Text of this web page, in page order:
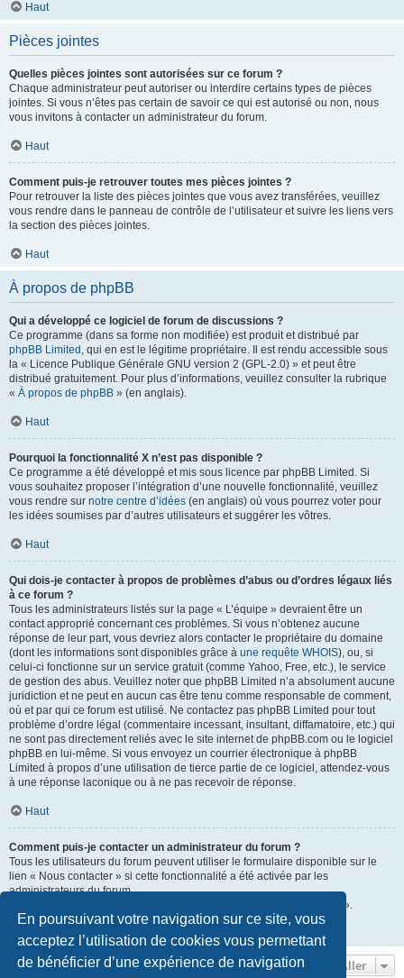
En poursuivant votre navigation sur ce site, vous
acceptez l’utilisation de cookies vous permettant
de bénéficier d’une expérience de navigation
Haut
Pièces jointes
Quelles pièces jointes sont autorisées sur ce forum ?
Chaque administrateur peut autoriser ou interdire certains types de pièces
jointes. Si vous n’êtes pas certain de savoir ce qui est autorisé ou non, nous
vous invitons à contacter un administrateur du forum.
Haut
Comment puis-je retrouver toutes mes pièces jointes ?
Pour retrouver la liste des pièces jointes que vous avez transférées, veuillez
vous rendre dans le panneau de contrôle de l’utilisateur et suivre les liens vers
la section des pièces jointes.
Haut
À propos de phpBB
Qui a développé ce logiciel de forum de discussions ?
Ce programme (dans sa forme non modifiée) est produit et distribué par
phpBB Limited , qui en est le légitime propriétaire. Il est rendu accessible sous
la « Licence Publique Générale GNU version 2 (GPL-2.0) » et peut être
distribué gratuitement. Pour plus d’informations, veuillez consulter la rubrique
« À propos de phpBB » (en anglais).
Haut
Pourquoi la fonctionnalité X n’est pas disponible ?
Ce programme a été développé et mis sous licence par phpBB Limited. Si
vous souhaitez proposer l’intégration d’une nouvelle fonctionnalité, veuillez
vous rendre sur notre centre d’idées (en anglais) où vous pourrez voter pour
les idées soumises par d’autres utilisateurs et suggérer les vôtres.
Haut
Qui dois-je contacter à propos de problèmes d’abus ou d’ordres légaux liés
à ce forum ?
Tous les administrateurs listés sur la page « L’équipe » devraient être un
contact approprié concernant ces problèmes. Si vous n’obtenez aucune
réponse de leur part, vous devriez alors contacter le propriétaire du domaine
(dont les informations sont disponibles grâce à une requête WHOIS), ou, si
celui-ci fonctionne sur un service gratuit (comme Yahoo, Free, etc.), le service
de gestion des abus. Veuillez noter que phpBB Limited n’a absolument aucune
juridiction et ne peut en aucun cas être tenu comme responsable de comment,
où et par qui ce forum est utilisé. Ne contactez pas phpBB Limited pour tout
problème d’ordre légal (commentaire incessant, insultant, diffamatoire, etc.) qui
ne sont pas directement reliés avec le site internet de phpBB.com ou le logiciel
phpBB en lui-même. Si vous envoyez un courrier électronique à phpBB
Limited à propos d’une utilisation de tierce partie de ce logiciel, attendez-vous
à une réponse laconique ou à ne pas recevoir de réponse.
Haut
Comment puis-je contacter un administrateur du forum ?
Tous les utilisateurs du forum peuvent utiliser le formulaire disponible sur le
lien « Nous contacter » si cette fonctionnalité a été activée par les
administrateurs du forum.
Les membres du forum peuvent également utiliser le lien « L’équipe ».
Aller